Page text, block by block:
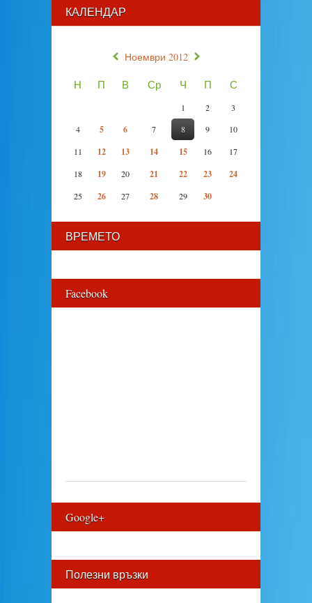
КАЛЕНДАР
« Ноември 2012 »
Н П В Ср Ч П С
1 2
3
4
5 6 7 8 9
10
11
12 13 14 15 16
17
18
19 20 21 22 23 24
25 26 27 28 29 30
ВРЕМЕТО
Facebook
Google+
Полезни връзки